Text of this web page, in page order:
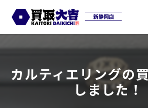
カルティエリングの
しました！